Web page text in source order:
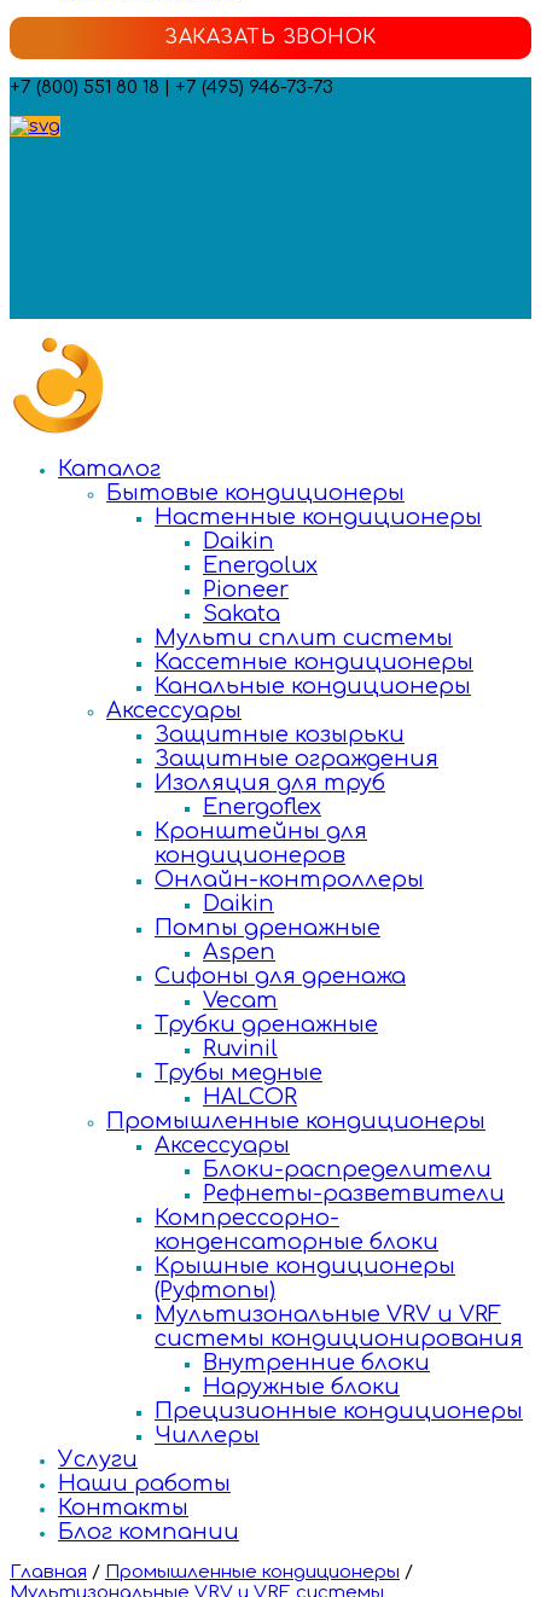
ЗАКАЗАТЬ ЗВОНОК
+7 (800) 551 80 18 | +7 (495) 946-73-73
Каталог
Бытовые кондиционеры
Настенные кондиционеры
Daikin
Energolux
Pioneer
Sakata
Мульти сплит системы
Кассетные кондиционеры
Канальные кондиционеры
Аксессуары
Защитные козырьки
Защитные ограждения
Изоляция для труб
Energoflex
Кронштейны для
кондиционеров
Онлайн-контроллеры
Daikin
Помпы дренажные
Aspen
Сифоны для дренажа
Vecam
Трубки дренажные
Ruvinil
Трубы медные
HALCOR
Промышленные кондиционеры
Аксессуары
Блоки-распределители
Рефнеты-разветвители
Компрессорно-
конденсаторные блоки
Крышные кондиционеры
(Руфтопы)
Мультизональные VRV и VRF
системы кондиционирования
Внутренние блоки
Наружные блоки
Прецизионные кондиционеры
Чиллеры
Услуги
Наши работы
Контакты
Блог компании
Главная / Промышленные кондиционеры /
Мультизональные VRV и VRF системы